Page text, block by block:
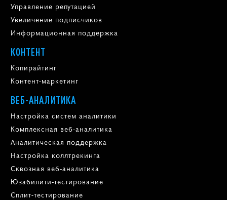
Управление репутацией
Увеличение подписчиков
Информационная поддержка
КОНТЕНТ
Копирайтинг
Контент-маркетинг
ВЕБ-АНАЛИТИКА
Настройка систем аналитики
Комплексная веб-аналитика
Аналитическая поддержка
Настройка коллтрекинга
Сквозная веб-аналитика
Юзабилити-тестирование
Сплит-тестирование